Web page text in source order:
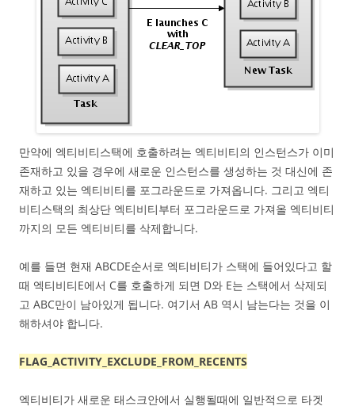
만약에 엑티비티스택에 호출하려는 엑티비티의 인스턴스가 이미
존재하고 있을 경우에 새로운 인스턴스를 생성하는 것 대신에 존
재하고 있는 엑티비티를 포그라운드로 가져옵니다. 그리고 엑티
비티스택의 최상단 엑티비티부터 포그라운드로 가져올 엑티비티
까지의 모든 엑티비티를 삭제합니다.
예를 들면 현재 ABCDE순서로 엑티비티가 스택에 들어있다고 할
때 엑티비티E에서 C를 호출하게 되면 D와 E는 스택에서 삭제되
고 ABC만이 남아있게 됩니다. 여기서 AB 역시 남는다는 것을 이
해하셔야 합니다.
FLAG_ACTIVITY_EXCLUDE_FROM_RECENTS
엑티비티가 새로운 태스크안에서 실행될때에 일반적으로 타겟